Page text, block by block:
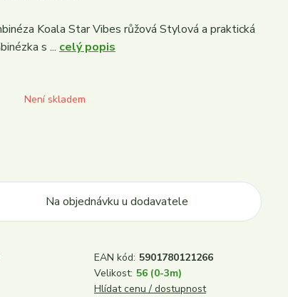
Koala Star Vibes růžová Stylová a praktická
s ... celý popis
Není skladem
Na objednávku u dodavatele
EAN kód: 5901780121266
Velikost: 56 (0-3m)
Hlídat cenu / dostupnost